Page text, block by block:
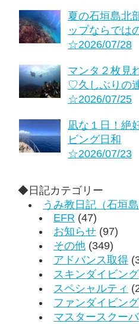
夏の石垣島北
ップならでは
☆2026/07/28
マンタ２枚見
♡久しぶりの
☆2026/07/25
凪な１日！絶
ビング日和
☆2026/07/23
◆日記カテゴリー
うみ教日記（石垣
EFR (47)
お知らせ (97)
その他 (349)
アドバンス取得
スキンダイビング
スペシャルティ
ファンダイビング
マスタースクーバ